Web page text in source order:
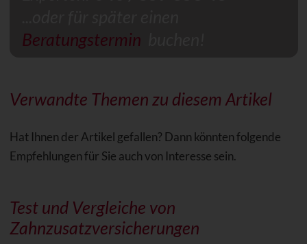
Beratungstermin
Verwandte Themen zu diesem Artikel
Hat Ihnen der Artikel gefallen? Dann könnten folgende
Empfehlungen für Sie auch von Interesse sein.
Test und Vergleiche von
Zahnzusatzversicherungen